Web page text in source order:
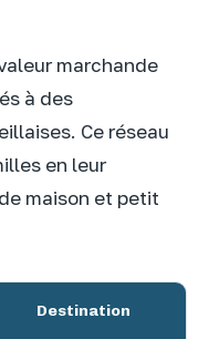
marchande
à des
Ce réseau
en leur
maison et petit
Destination